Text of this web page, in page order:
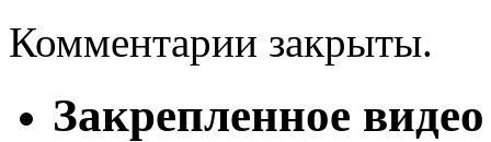
Комментарии закрыты.
Закрепленное видео